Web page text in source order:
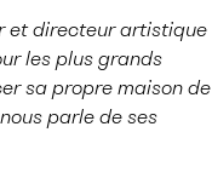
et directeur artistique
les plus grands
sa propre maison de
parle de ses